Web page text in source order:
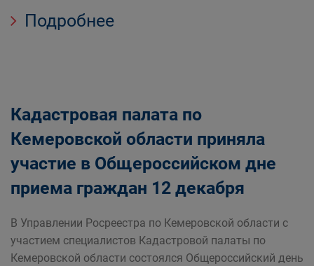
Подробнее
Кадастровая палата по
Кемеровской области приняла
участие в Общероссийском дне
приема граждан 12 декабря
В Управлении Росреестра по Кемеровской области с
участием специалистов Кадастровой палаты по
Кемеровской области состоялся Общероссийский день